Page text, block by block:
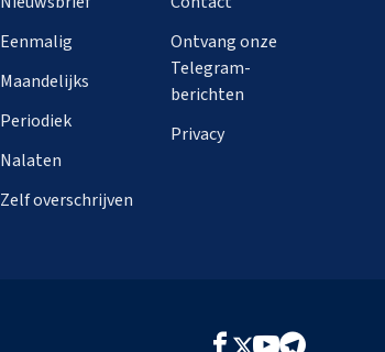
Eenmalig
Maandelijks
Periodiek
Nalaten
Zelf overschrijven
Ontvang onze
Telegram-
berichten
Privacy